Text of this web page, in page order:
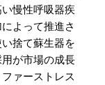
慢性呼吸器疾
よって推進さ
捨て蘇生器を
が市場の成長
ァーストレス